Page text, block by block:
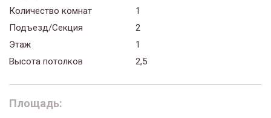
Количество комнат
1
Подъезд/Секция
2
Этаж
1
Высота потолков
2,5
Площадь: